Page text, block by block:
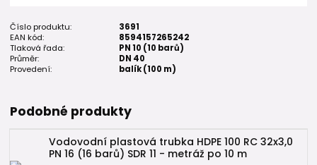
Číslo produktu:
3691
EAN kód:
8594157265242
Tlaková řada:
PN 10 (10 barů)
Průměr:
DN 40
Provedení:
balík (100 m)
Podobné produkty
Vodovodní plastová trubka HDPE 100 RC 32x3,0
PN 16 (16 barů) SDR 11 - metráž po 10 m